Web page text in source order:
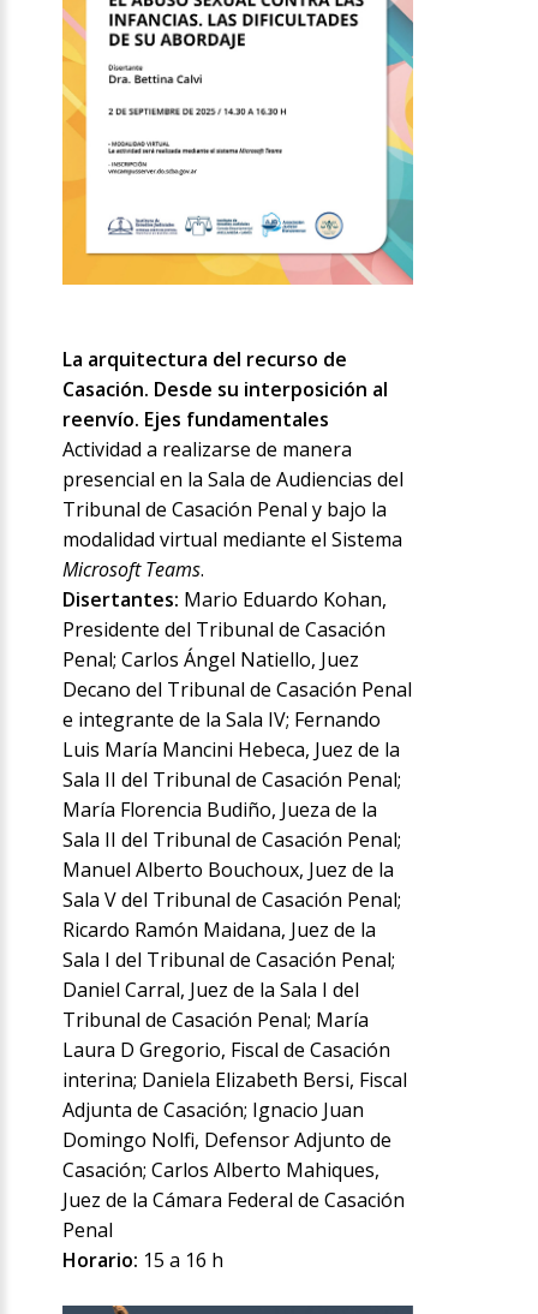
La arquitectura del recurso de
Casación. Desde su interposición al
reenvío. Ejes fundamentales
Actividad a realizarse de manera
presencial en la Sala de Audiencias del
Tribunal de Casación Penal y bajo la
modalidad virtual mediante el Sistema
Microsoft Teams.
Disertantes: Mario Eduardo Kohan,
Presidente del Tribunal de Casación
Penal; Carlos Ángel Natiello, Juez
Decano del Tribunal de Casación Penal
e integrante de la Sala IV; Fernando
Luis María Mancini Hebeca, Juez de la
Sala II del Tribunal de Casación Penal;
María Florencia Budiño, Jueza de la
Sala II del Tribunal de Casación Penal;
Manuel Alberto Bouchoux, Juez de la
Sala V del Tribunal de Casación Penal;
Ricardo Ramón Maidana, Juez de la
Sala I del Tribunal de Casación Penal;
Daniel Carral, Juez de la Sala I del
Tribunal de Casación Penal; María
Laura D Gregorio, Fiscal de Casación
interina; Daniela Elizabeth Bersi, Fiscal
Adjunta de Casación; Ignacio Juan
Domingo Nolfi, Defensor Adjunto de
Casación; Carlos Alberto Mahiques,
Juez de la Cámara Federal de Casación
Penal
Horario: 15 a 16 h